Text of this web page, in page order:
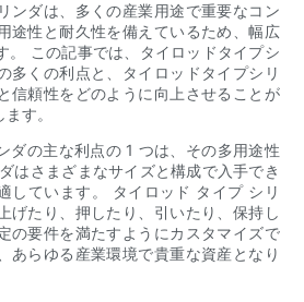
ンダは、多くの産業用途で重要なコン
途性と耐久性を備えているため、幅広
。 この記事では、タイロッドタイプシ
多くの利点と、タイロッドタイプシリ
信頼性をどのように向上させることが
す。
ダの主な利点の 1 つは、その多用途性
はさまざまなサイズと構成で入手でき
しています。 タイロッド タイプ シリ
げたり、押したり、引いたり、保持し
の要件を満たすようにカスタマイズで
あらゆる産業環境で貴重な資産となり